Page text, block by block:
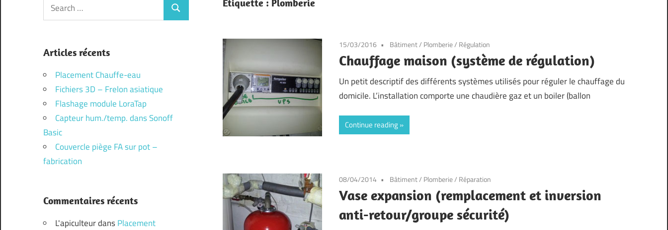
Étiquette : Plomberie
15/03/2016 Bâtiment/ Plomberie/ Régulation
Chauffage maison (système de régulation)
Un petit descriptif des différents systèmes utilisés pour réguler le chauffage du
domicile. L’installation comporte une chaudière gaz et un boiler (ballon
Continue reading
08/04/2014 Bâtiment/ Plomberie/ Réparation
Vase expansion (remplacement et inversion
anti-retour/groupe sécurité)
for:
Search
Articles récents
Placement Chauffe-eau
Fichiers 3D – Frelon asiatique
Flashage module LoraTap
Capteur hum./temp. dans Sonoff
Basic
Couvercle piège FA sur pot –
fabrication
Commentaires récents
L'apiculteurdansPlacement